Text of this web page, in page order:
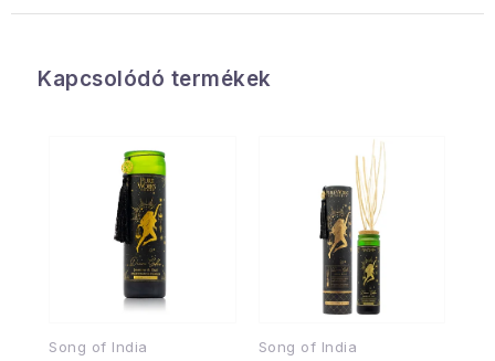
Kapcsolódó termékek
Song of India Song of India